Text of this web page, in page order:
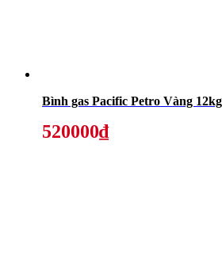
Bình gas Pacific Petro Vàng 12kg
520000₫